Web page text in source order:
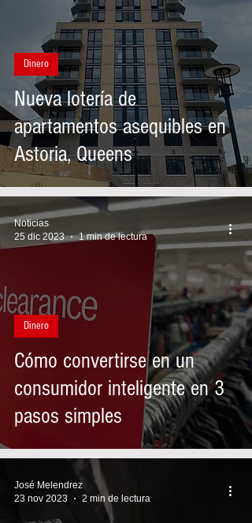
Nueva lotería de
apartamentos asequibles en
Astoria, Queens
Dinero
Cómo convertirse en un
consumidor inteligente en 3
pasos simples
Dinero
Noticias
25 dic 2023
1 min de lectura
José Melendrez
23 nov 2023
2 min de lectura